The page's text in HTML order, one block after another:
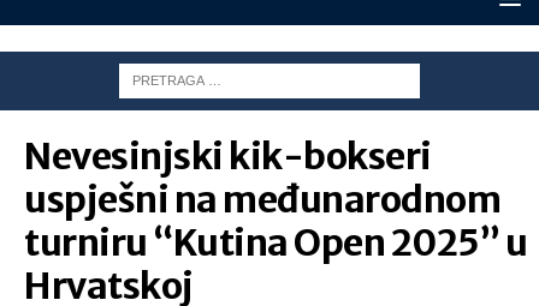
Nevesinjski kik-bokseri
uspješni na međunarodnom
turniru “Kutina Open 2025” u
Hrvatskoj